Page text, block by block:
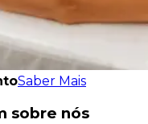
Saber Mais
sobre nós